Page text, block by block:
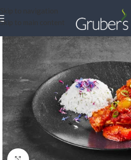
Skip to main content